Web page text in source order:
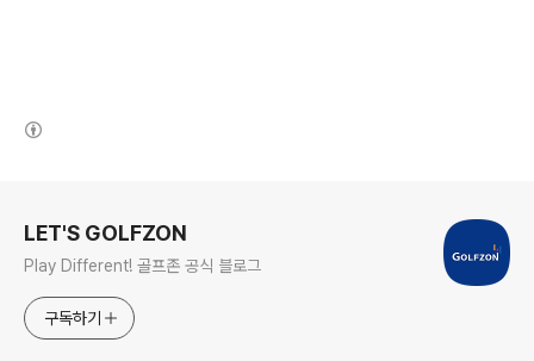
LET'S GOLFZON
Play Different! 골프존 공식 블로그
구독하기